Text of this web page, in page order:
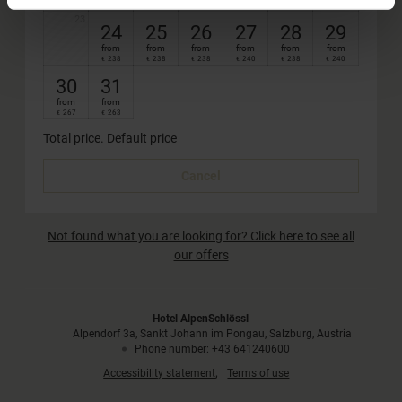
24
from
€ 238
25
from
€ 238
26
from
€ 238
27
from
€ 240
28
from
€ 238
29
from
€ 240
30
from
€ 267
31
from
€ 263
Total price . Default price
Not found what you are looking for? Click here to see all
our offers
Hotel AlpenSchlössl
Alpendorf 3a Sankt Johann im Pongau Salzburg Austria
Phone number: +43 641240600
Accessibility statement
Terms of use